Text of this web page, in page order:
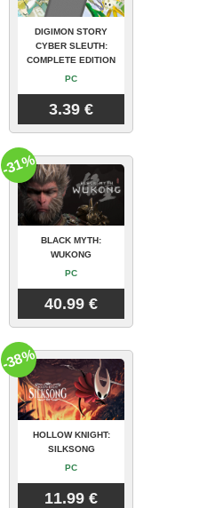
DIGIMON STORY
CYBER SLEUTH:
COMPLETE EDITION
PC
3.39 €
BLACK MYTH:
WUKONG
PC
40.99 €
-31%
HOLLOW KNIGHT:
SILKSONG
PC
11.99 €
-38%